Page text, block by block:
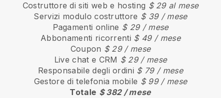
Costruttore di siti web e hosting $ 29 al mese
Servizi modulo costruttore $ 39 / mese
Pagamenti online $ 29 / mese
Abbonamenti ricorrenti $ 49 / mese
Coupon $ 29 / mese
Live chat e CRM $ 29 / mese
Responsabile degli ordini $ 79 / mese
Gestore di telefonia mobile $ 99 / mese
Totale $ 382 / mese